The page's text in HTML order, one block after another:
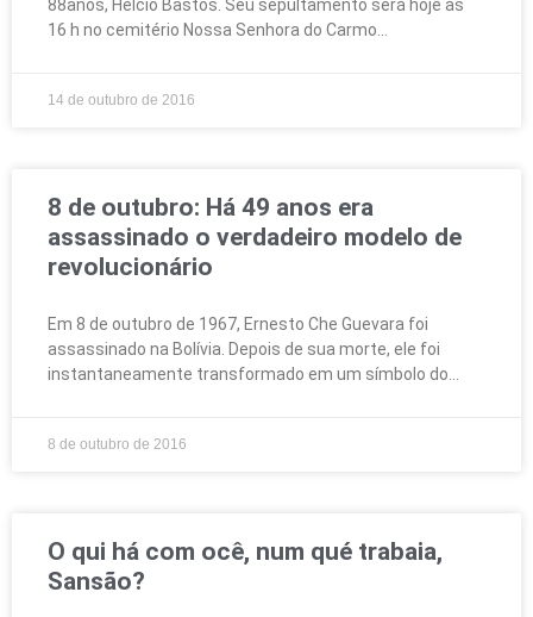
88anos, Hélcio Bastos. Seu sepultamento será hoje às
16 h no cemitério Nossa Senhora do Carmo
14 de outubro de 2016
8 de outubro: Há 49 anos era
assassinado o verdadeiro modelo de
revolucionário
Em 8 de outubro de 1967, Ernesto Che Guevara foi
assassinado na Bolívia. Depois de sua morte, ele foi
instantaneamente transformado em um símbolo do
8 de outubro de 2016
O qui há com ocê, num qué trabaia,
Sansão?